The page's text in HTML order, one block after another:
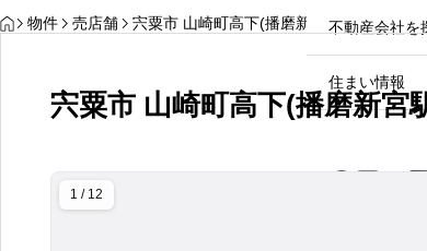
不動産会社を
住まい情報
古住宅で失敗しない！不安を
自信に変える地元不動産会社
HOME
物件 売店舗 宍粟市 山崎町高下(播磨新宮駅) の売店舗
宍粟市 山崎町高下(播磨新宮
1 / 12